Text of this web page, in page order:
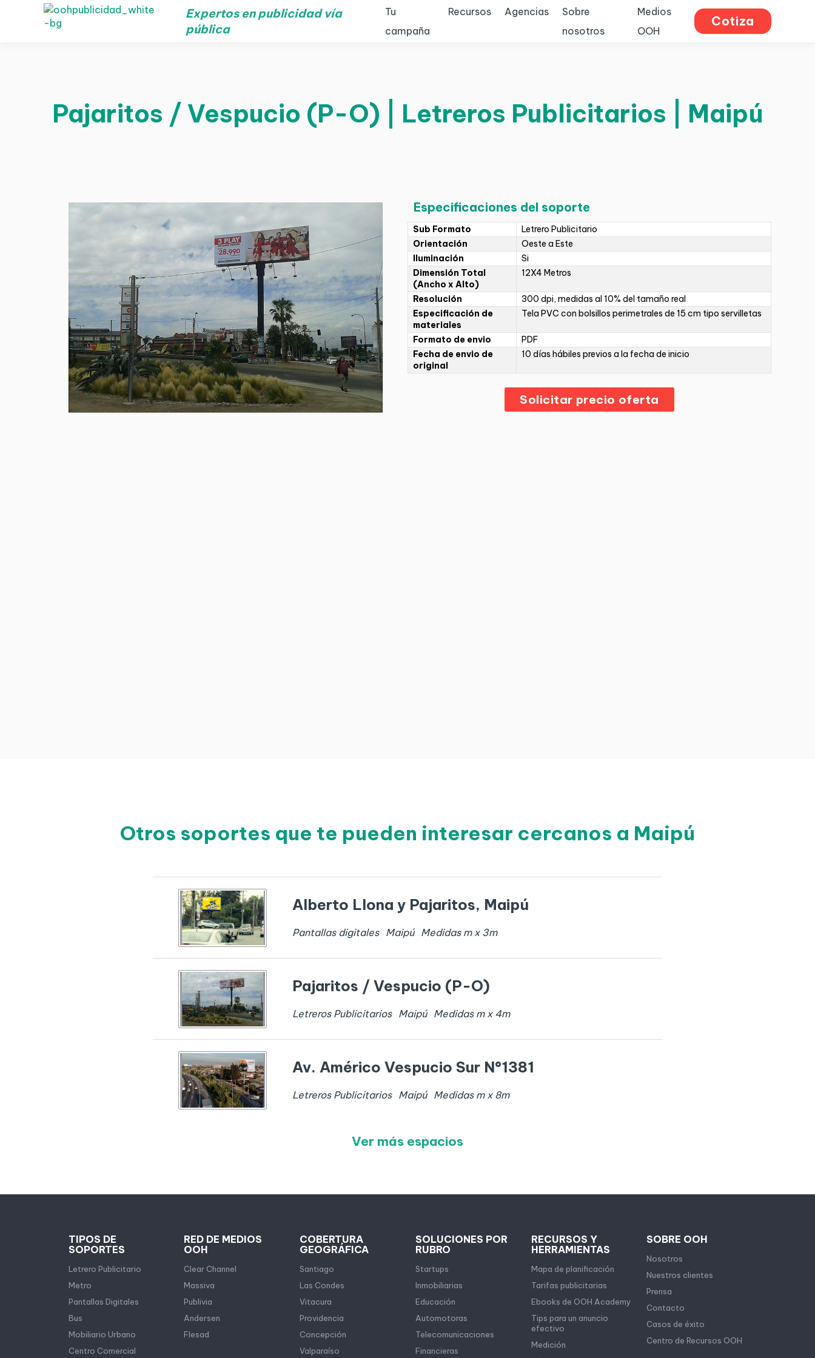
Expertos en publicidad vía
pública
Tu
campaña
Recursos Agencias
Sobre
nosotros
Medios
OOH
Cotiza
Pajaritos / Vespucio (P-O) | Letreros Publicitarios | Maipú
Especificaciones del soporte
Sub Formato
Letrero Publicitario
Orientación
Oeste a Este
Iluminación
Si
Dimensión Total
(Ancho x Alto)
12X4 Metros
Resolución
300 dpi, medidas al 10% del tamaño real
Especificación de
materiales
Tela PVC con bolsillos perimetrales de 15 cm tipo servilletas
Formato de envio
PDF
Fecha de envio de
original
10 días hábiles previos a la fecha de inicio
Solicitar precio oferta
Otros soportes que te pueden interesar cercanos a Maipú
Alberto Llona y Pajaritos, Maipú
Pantallas digitales Maipú Medidas m x 3m
Pajaritos / Vespucio (P-O)
Letreros Publicitarios Maipú Medidas m x 4m
Av. Américo Vespucio Sur N°1381
Letreros Publicitarios Maipú Medidas m x 8m
Ver más espacios
TIPOS DE
SOPORTES
Letrero Publicitario
Metro
Pantallas Digitales
Bus
Mobiliario Urbano
Centro Comercial
RED DE MEDIOS
OOH
Clear Channel
Massiva
Publivia
Andersen
Flesad
COBERTURA
GEOGRÁFICA
Santiago
Las Condes
Vitacura
Providencia
Concepción
Valparaíso
SOLUCIONES POR
RUBRO
Startups
Inmobiliarias
Educación
Automotoras
Telecomunicaciones
Financieras
RECURSOS Y
HERRAMIENTAS
Mapa de planificación
Tarifas publicitarias
Ebooks de OOH Academy
Tips para un anuncio
efectivo
Medición
SOBRE OOH
Nosotros
Nuestros clientes
Prensa
Contacto
Casos de éxito
Centro de Recursos OOH